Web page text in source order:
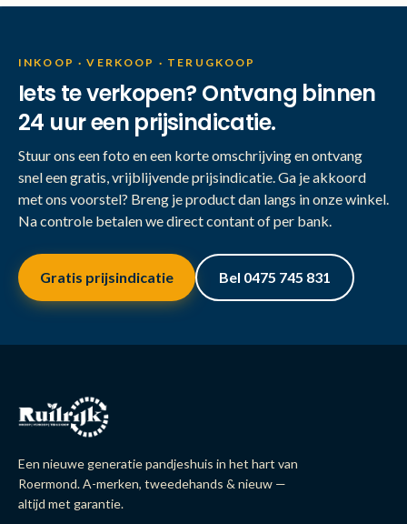
INKOOP · VERKOOP · TERUGKOOP
Iets te verkopen? Ontvang binnen
24 uur een prijsindicatie.
Stuur ons een foto en een korte omschrijving en ontvang
snel een gratis, vrijblijvende prijsindicatie. Ga je akkoord
met ons voorstel? Breng je product dan langs in onze winkel.
Na controle betalen we direct contant of per bank.
Gratis prijsindicatie Bel 0475 745 831
Een nieuwe generatie pandjeshuis in het hart van
Roermond. A-merken, tweedehands & nieuw —
altijd met garantie.